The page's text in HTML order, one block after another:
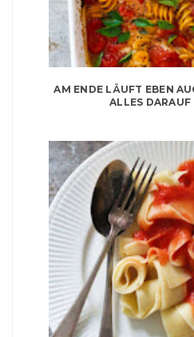
AM ENDE LÄUFT EBEN
ALLES DARAUF